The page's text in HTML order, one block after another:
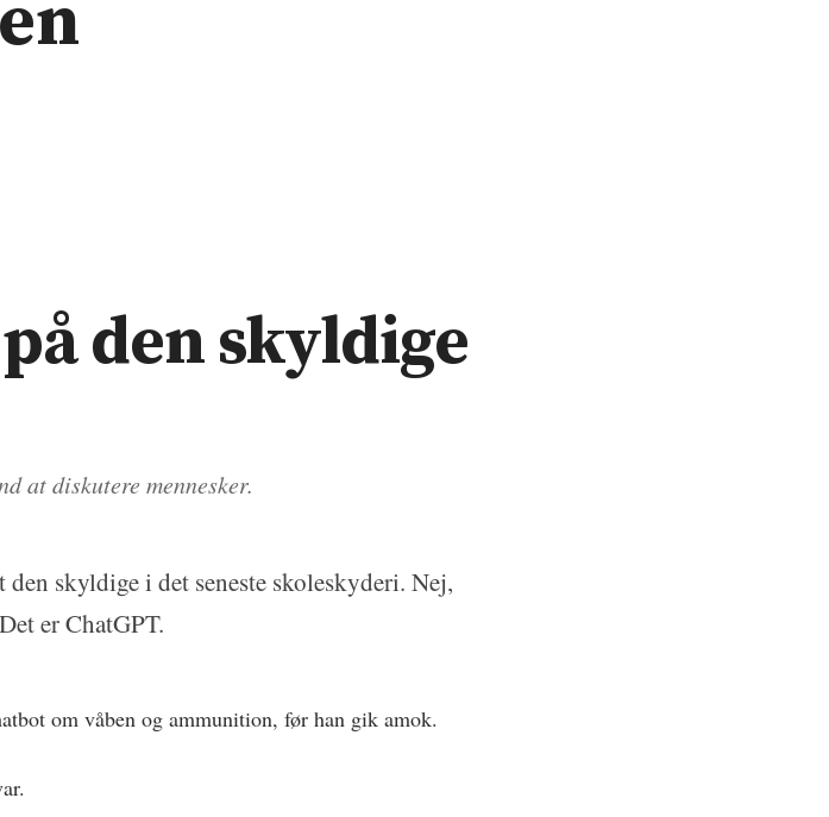
den skyldige
at diskutere mennesker.
skyldige i det seneste skoleskyderi. Nej,
er ChatGPT.
om våben og ammunition, før han gik amok.